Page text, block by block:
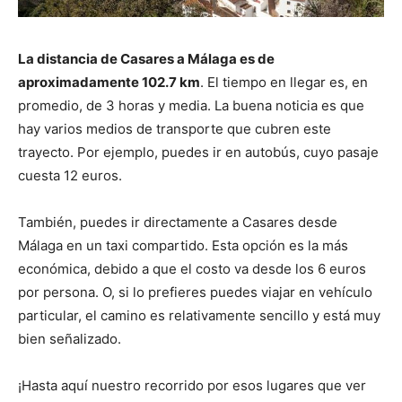
La distancia de Casares a Málaga es de
aproximadamente 102.7 km. El tiempo en llegar es, en
promedio, de 3 horas y media. La buena noticia es que
hay varios medios de transporte que cubren este
trayecto. Por ejemplo, puedes ir en autobús, cuyo pasaje
cuesta 12 euros.
También, puedes ir directamente a Casares desde
Málaga en un taxi compartido. Esta opción es la más
económica, debido a que el costo va desde los 6 euros
por persona. O, si lo prefieres puedes viajar en vehículo
particular, el camino es relativamente sencillo y está muy
bien señalizado.
¡Hasta aquí nuestro recorrido por esos lugares que ver